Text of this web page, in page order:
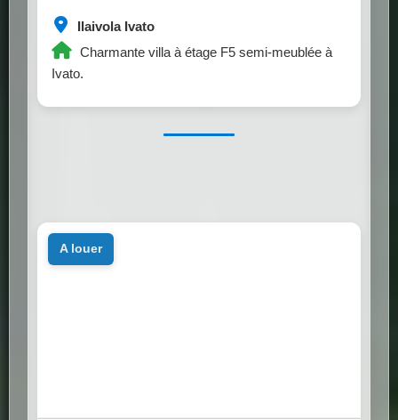
Ilaivola Ivato
Charmante villa à étage F5 semi-meublée à
Ivato.
a louer